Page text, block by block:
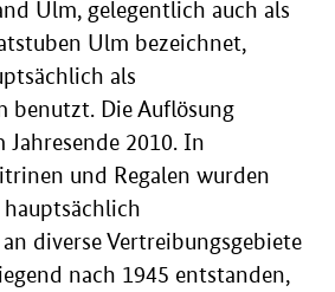
Ulm, gelegentlich auch als
Ulm bezeichnet,
als
benutzt. Die Auflösung
Jahresende 2010. In
und Regalen wurden
diverse Vertreibungsgebiete
nach 1945 entstanden,